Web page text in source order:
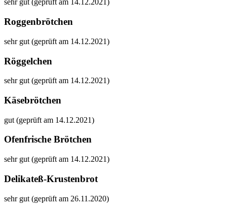
sehr gut (geprüft am 14.12.2021)
Roggenbrötchen
sehr gut (geprüft am 14.12.2021)
Röggelchen
sehr gut (geprüft am 14.12.2021)
Käsebrötchen
gut (geprüft am 14.12.2021)
Ofenfrische Brötchen
sehr gut (geprüft am 14.12.2021)
Delikateß-Krustenbrot
sehr gut (geprüft am 26.11.2020)